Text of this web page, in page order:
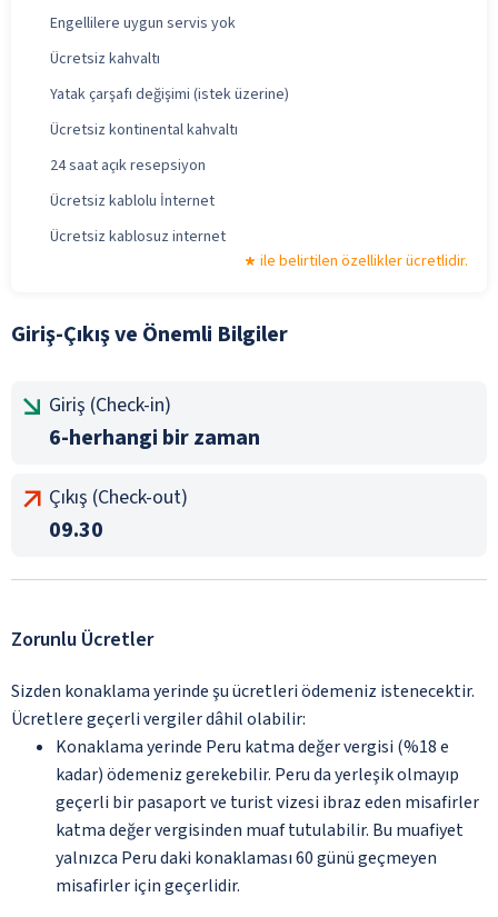
Engellilere uygun servis yok
Ücretsiz kahvaltı
Yatak çarşafı değişimi (istek üzerine)
Ücretsiz kontinental kahvaltı
24 saat açık resepsiyon
Ücretsiz kablolu İnternet
Ücretsiz kablosuz internet
ile belirtilen özellikler ücretlidir.
Giriş-Çıkış ve Önemli Bilgiler
Giriş (Check-in)
6-herhangi bir zaman
Çıkış (Check-out)
09.30
Zorunlu Ücretler
Sizden konaklama yerinde şu ücretleri ödemeniz istenecektir.
Ücretlere geçerli vergiler dâhil olabilir:
Konaklama yerinde Peru katma değer vergisi (%18 e
kadar) ödemeniz gerekebilir. Peru da yerleşik olmayıp
geçerli bir pasaport ve turist vizesi ibraz eden misafirler
katma değer vergisinden muaf tutulabilir. Bu muafiyet
yalnızca Peru daki konaklaması 60 günü geçmeyen
misafirler için geçerlidir.